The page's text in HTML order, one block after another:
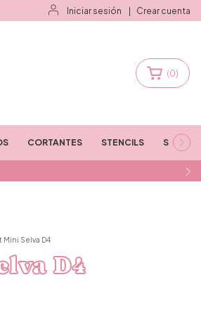
Iniciar sesión Crear cuenta
(0)
CORTANTES STENCILS STAMPS
Mini Selva D4
D4